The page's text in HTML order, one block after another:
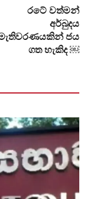
රටේ වත්මන්
අර්බුදය
ජය
ගත හැකිද ￼